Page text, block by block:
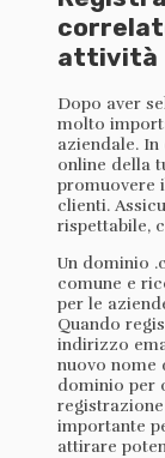
attività
Dopo aver
molto
aziendale.
online della
promuovere
clienti.
rispettabile,
Un dominio
comune e
per le
Quando
indirizzo
nuovo nome
dominio per
importante
attirare